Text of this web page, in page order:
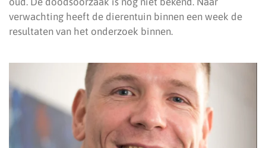
verwachting heeft de dierentuin binnen een week de
resultaten van het onderzoek binnen.